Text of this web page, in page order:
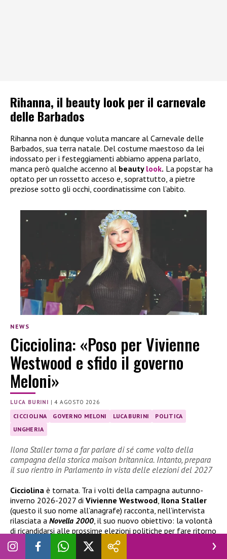
Rihanna, il beauty look per il carnevale
delle Barbados
Rihanna non è dunque voluta mancare al Carnevale delle
Barbados, sua terra natale. Del costume maestoso da lei
indossato per i festeggiamenti abbiamo appena parlato,
manca però qualche accenno al beauty look. La popstar ha
optato per un rossetto acceso e, soprattutto, a pietre
preziose sotto gli occhi, coordinatissime con l’abito.
NEWS
Cicciolina: «Poso per Vivienne
Westwood e sfido il governo
Meloni»
LUCA BURINI |4 AGOSTO 2026
CICCIOLINA GOVERNO MELONI LUCA BURINI
POLITICA
UNGHERIA
Ilona Staller torna a far parlare di sé come volto della
campagna della storica maison britannica. Intanto, prepara
il suo rientro in Parlamento in vista delle elezioni del 2027
Cicciolina è tornata. Tra i volti della campagna autunno-
inverno 2026-2027 di Vivienne Westwood Ilona Staller
(questo il suo nome all’anagrafe) racconta, nell’intervista
rilasciata a Novella 2000 , il suo nuovo obiettivo: la volontà
di ricandidarsi alle prossime elezioni politiche per fare ritorno
in Parlamento, dopo l’esperienza da deputata nella X
legislatura, tra il 1987 e il 1992.